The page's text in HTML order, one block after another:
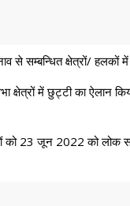
से सम्बन्धित क्षेत्रों/ हलकों में
क्षेत्रों में छुट्टी का ऐलान
को 23 जून 2022 को लोक